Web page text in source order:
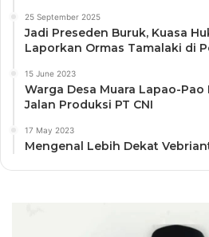
25 September 2025
Jadi Preseden Buruk, Kuasa
Laporkan Ormas Tamalaki di
15 June 2023
Warga Desa Muara Lapao-
Jalan Produksi PT CNI
17 May 2023
Mengenal Lebih Dekat